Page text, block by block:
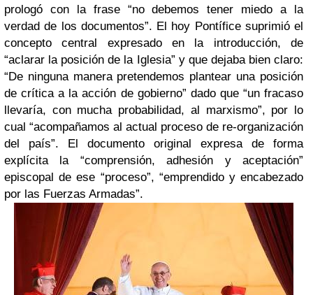
prologó con la frase “no debemos tener miedo a la
verdad de los documentos”. El hoy Pontífice suprimió el
concepto central expresado en la introducción, de
“aclarar la posición de la Iglesia” y que dejaba bien claro:
“De ninguna manera pretendemos plantear una posición
de crítica a la acción de gobierno” dado que “un fracaso
llevaría, con mucha probabilidad, al marxismo”, por lo
cual “acompañamos al actual proceso de re-organización
del país”. El documento original expresa de forma
explícita la “comprensión, adhesión y aceptación”
episcopal de ese “proceso”, “emprendido y encabezado
por las Fuerzas Armadas”.